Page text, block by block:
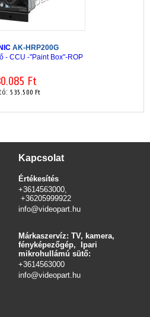
AK-HRP200G
- CCU -"Paint Box"-ROP
Ft
535.500 Ft
Kapcsolat
Értékesítés
+3614563000,
+36205999922
info@videopart.hu
Márkaszervíz: TV, kamera,
fényképezőgép, Ipari
mikrohullámú sütő:
+3614563000
info@videopart.hu